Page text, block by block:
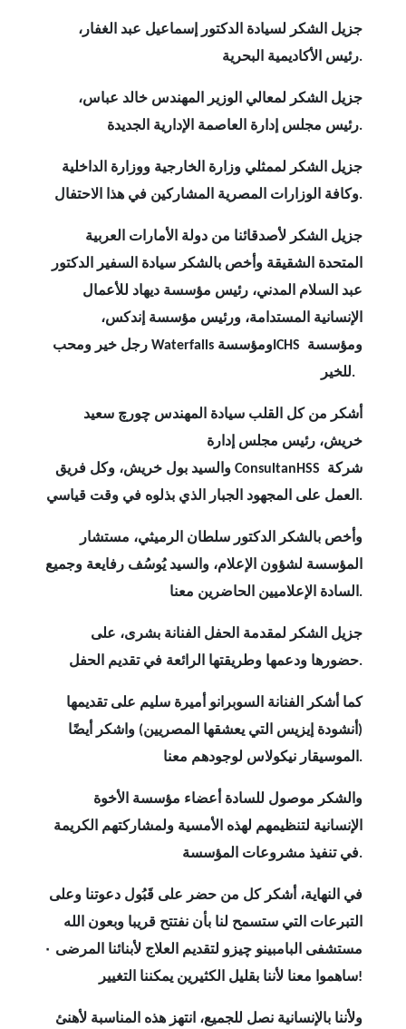
جزيل الشكر لسيادة الدكتور إسماعيل عبد الغفار،
رئيس الأكاديمية البحرية.
جزيل الشكر لمعالي الوزير المهندس خالد عباس،
رئيس مجلس إدارة العاصمة الإدارية الجديدة.
جزيل الشكر لممثلي وزارة الخارجية ووزارة الداخلية
وكافة الوزارات المصرية المشاركين في هذا الاحتفال.
جزيل الشكر لأصدقائنا من دولة الأمارات العربية
المتحدة الشقيقة وأخص بالشكر سيادة السفير الدكتور
عبد السلام المدني، رئيس مؤسسة ديهاد للأعمال
الإنسانية المستدامة، ورئيس مؤسسة إندكس،
ومؤسسة
ICHS ومؤسسة Waterfalls رجل خير ومحب
للخير.
أشكر من كل القلب سيادة المهندس چورچ سعيد
خريش، رئيس مجلس إدارة
شركة
ConsultanHSS والسيد بول خريش، وكل فريق
العمل على المجهود الجبار الذي بذلوه في وقت قياسي.
وأخص بالشكر الدكتور سلطان الرميثي، مستشار
المؤسسة لشؤون الإعلام، والسيد يُوسُف رفايعة وجميع
السادة الإعلاميين الحاضرين معنا.
جزيل الشكر لمقدمة الحفل الفنانة بشرى، على
حضورها ودعمها وطريقتها الرائعة في تقديم الحفل.
كما أشكر الفنانة السوبرانو أميرة سليم على تقديمها
(أنشودة إيزيس التي يعشقها المصريين) واشكر أيضًا
الموسيقار نيكولاس لوجودهم معنا .
والشكر موصول للسادة أعضاء مؤسسة الأخوة
الإنسانية لتنظيمهم لهذه الأمسية ولمشاركتهم الكريمة
في تنفيذ مشروعات المؤسسة.
في النهاية، أشكر كل من حضر على قَبُول دعوتنا وعلى
التبرعات التي ستسمح لنا بأن نفتتح قريبا وبعون الله
مستشفى البامبينو چيزو لتقديم العلاج لأبنائنا المرضى ٠
ساهموا معنا لأننا بقليل الكثيرين يمكننا التغيير!
ولأننا بالإنسانية نصل للجميع، انتهز هذه المناسبة لأهنئ